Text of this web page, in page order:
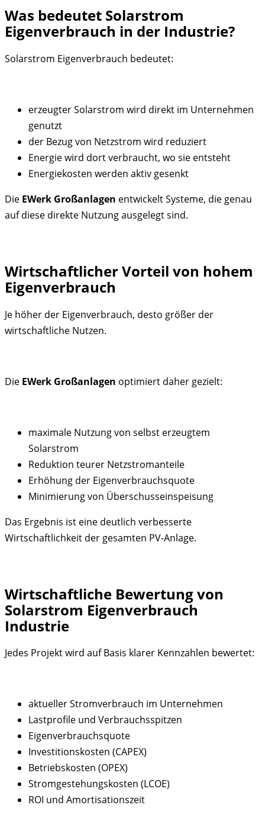
Was bedeutet Solarstrom
Eigenverbrauch in der Industrie?
Solarstrom Eigenverbrauch bedeutet:
erzeugter Solarstrom wird direkt im Unternehmen
genutzt
der Bezug von Netzstrom wird reduziert
Energie wird dort verbraucht, wo sie entsteht
Energiekosten werden aktiv gesenkt
Die EWerk Großanlagen entwickelt Systeme, die genau
auf diese direkte Nutzung ausgelegt sind.
Wirtschaftlicher Vorteil von hohem
Eigenverbrauch
Je höher der Eigenverbrauch, desto größer der
wirtschaftliche Nutzen.
Die EWerk Großanlagen optimiert daher gezielt:
maximale Nutzung von selbst erzeugtem
Solarstrom
Reduktion teurer Netzstromanteile
Erhöhung der Eigenverbrauchsquote
Minimierung von Überschusseinspeisung
Das Ergebnis ist eine deutlich verbesserte
Wirtschaftlichkeit der gesamten PV-Anlage.
Wirtschaftliche Bewertung von
Solarstrom Eigenverbrauch
Industrie
Jedes Projekt wird auf Basis klarer Kennzahlen bewertet:
aktueller Stromverbrauch im Unternehmen
Lastprofile und Verbrauchsspitzen
Eigenverbrauchsquote
Investitionskosten (CAPEX)
Betriebskosten (OPEX)
Stromgestehungskosten (LCOE)
ROI und Amortisationszeit